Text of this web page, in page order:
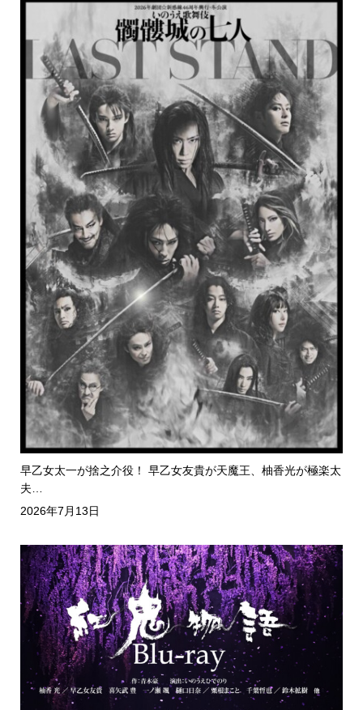
早乙女太一が捨之介役！ 早乙女友貴が天魔王、柚香光が極楽太
夫…
2026年7月13日